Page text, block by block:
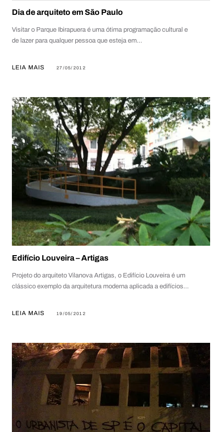
Dia de arquiteto em São Paulo
Visitar o Parque Ibirapuera é uma ótima programação cultural e
de lazer para qualquer pessoa que esteja em…
LEIA MAIS 27/05/2012
Edifício Louveira – Artigas
Projeto do arquiteto Vilanova Artigas, o Edifício Louveira é um
clássico exemplo da arquitetura moderna aplicada a edifícios…
LEIA MAIS 19/05/2012